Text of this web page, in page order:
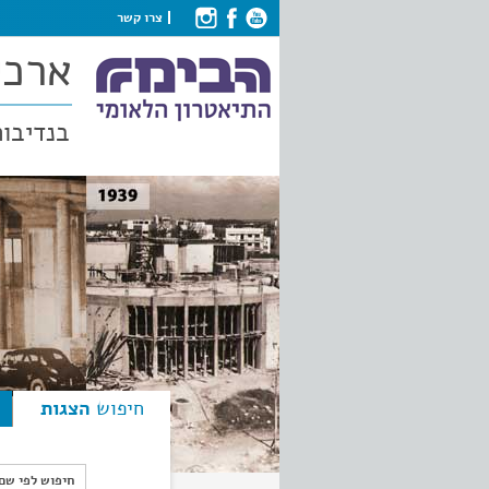
צרו קשר
חיפוש הצגות
חיפוש לפי